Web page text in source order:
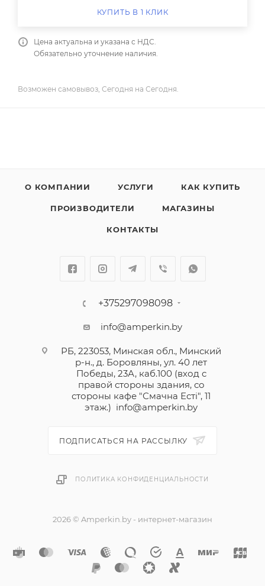
КУПИТЬ В 1 КЛИК
Цена актуальна и указана с НДС.
Обязательно уточнение наличия.
Возможен самовывоз, Сегодня на Сегодня.
О КОМПАНИИ УСЛУГИ КАК КУПИТЬ
ПРОИЗВОДИТЕЛИ МАГАЗИНЫ
КОНТАКТЫ
+375297098098
info@amperkin.by
РБ, 223053, Минская обл., Минский
р-н., д. Боровляны, ул. 40 лет
Победы, 23А, каб.100 (вход с
правой стороны здания, со
стороны кафе "Смачна Естi", 11
этаж.) info@amperkin.by
ПОДПИСАТЬСЯ НА РАССЫЛКУ
ПОЛИТИКА КОНФИДЕНЦИАЛЬНОСТИ
2026 © Amperkin.by - интернет-магазин